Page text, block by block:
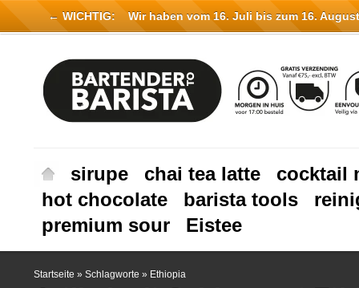
sirupe chai tea latte
cocktail
hot chocolate
barista tools
premium sour
Eistee
Startseite » Schlagworte » Ethiopia
← WICHTIG: Wir haben vom 16. Juli bis zum 16.